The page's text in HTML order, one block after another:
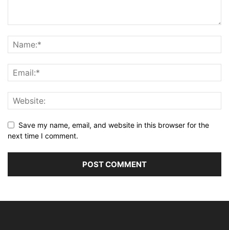
Save my name, email, and website in this browser for the
next time I comment.